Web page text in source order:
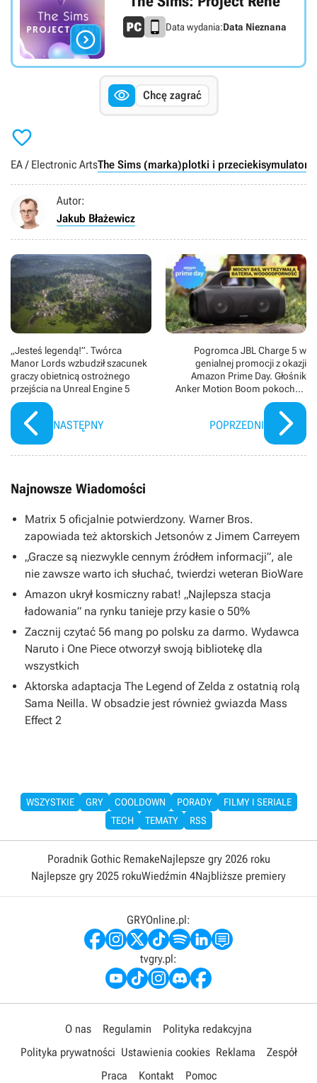
 Data wydania:Data Nieznana
 Chcę zagrać

EA / Electronic ArtsThe Sims (marka)plotki i przeciekisymulatory
Autor:
Jakub Błażewicz
„Jesteś legendą!”. Twórca
Manor Lords wzbudził szacunek
graczy obietnicą ostrożnego
przejścia na Unreal Engine 5
NASTĘPNY
Pogromca JBL Charge 5 w
genialnej promocji z okazji
Amazon Prime Day. Głośnik
Anker Motion Boom pokochały
tysiące ludzi i wcale im się nie
dziwię
POPRZEDNI
Najnowsze Wiadomości
Matrix 5 oficjalnie potwierdzony. Warner Bros.
zapowiada też aktorskich Jetsonów z Jimem Carreyem
„Gracze są niezwykle cennym źródłem informacji”, ale
nie zawsze warto ich słuchać, twierdzi weteran BioWare
Amazon ukrył kosmiczny rabat! „Najlepsza stacja
ładowania” na rynku tanieje przy kasie o 50%
Zacznij czytać 56 mang po polsku za darmo. Wydawca
Naruto i One Piece otworzył swoją bibliotekę dla
wszystkich
Aktorska adaptacja The Legend of Zelda z ostatnią rolą
Sama Neilla. W obsadzie jest również gwiazda Mass
Effect 2
WSZYSTKIE GRY COOLDOWN PORADY
FILMY I SERIALE
TECH
TEMATY RSS
Poradnik Gothic RemakeNajlepsze gry 2026 roku
Najlepsze gry 2025 rokuWiedźmin 4Najbliższe premiery
GRYOnline.pl:
tvgry.pl:
O nas Regulamin
Polityka redakcyjna
Polityka prywatności Ustawienia cookies Reklama
Zespół
Praca
Kontakt Pomoc